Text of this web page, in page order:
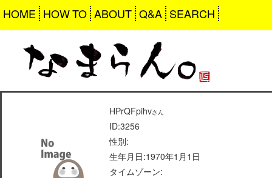
HOME HOW TO ABOUT Q&A SEARCH
HPrQFpihvさん
ID:3256
性別:
生年月日:1970年1月1日
タイムゾーン: